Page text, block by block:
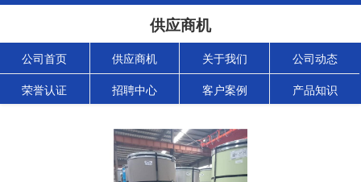
供应商机
公司首页 供应商机 关于我们 公司动态
荣誉认证 招聘中心 客户案例 产品知识